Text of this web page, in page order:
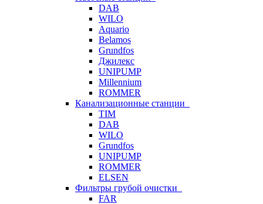
DAB
WILO
Aquario
Belamos
Grundfos
Джилекс
UNIPUMP
Millennium
ROMMER
Канализационные станции
TIM
DAB
WILO
Grundfos
UNIPUMP
ROMMER
ELSEN
Фильтры грубой очистки
FAR